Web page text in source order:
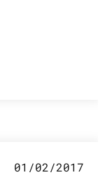
01/02/2017